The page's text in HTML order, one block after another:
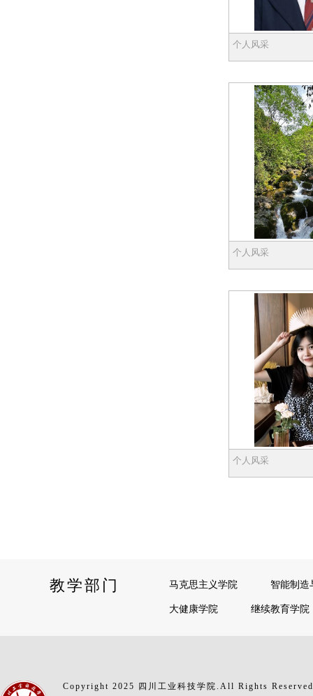
个人风采
个人风采
个人风采
教学部门 马克思主义学院
智能制造
大健康学院
继续教育学院
Copyright 2025 四川工业科技学院.All Rights